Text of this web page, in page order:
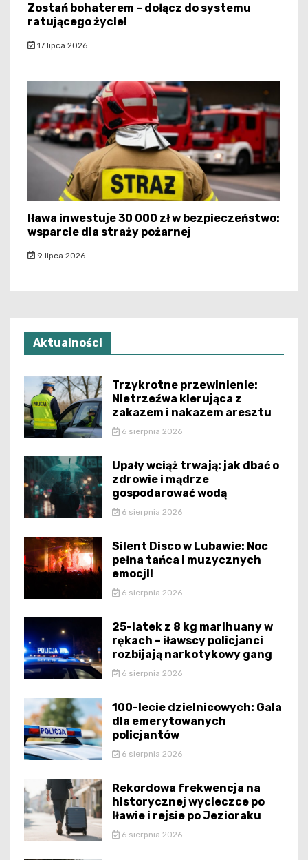
Zostań bohaterem – dołącz do systemu
ratującego życie!
17 lipca 2026
Iława inwestuje 30 000 zł w bezpieczeństwo:
wsparcie dla straży pożarnej
9 lipca 2026
Aktualności
Trzykrotne przewinienie:
Nietrzeźwa kierująca z
zakazem i nakazem aresztu
6 sierpnia 2026
Upały wciąż trwają: jak dbać o
zdrowie i mądrze
gospodarować wodą
6 sierpnia 2026
Silent Disco w Lubawie: Noc
pełna tańca i muzycznych
emocji!
6 sierpnia 2026
25-latek z 8 kg marihuany w
rękach – iławscy policjanci
rozbijają narkotykowy gang
6 sierpnia 2026
100-lecie dzielnicowych: Gala
dla emerytowanych
policjantów
6 sierpnia 2026
Rekordowa frekwencja na
historycznej wycieczce po
Iławie i rejsie po Jezioraku
6 sierpnia 2026